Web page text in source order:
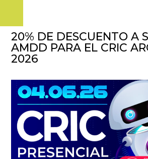
20% DE DESCUENTO A
AMDD PARA EL CRIC
2026